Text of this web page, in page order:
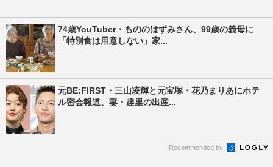
74歳YouTuber・もののはずみさん、99歳の義母に
「特別食は用意しない」家...
元BE:FIRST・三山凌輝と元宝塚・花乃まりあにホテ
ル密会報道、妻・趣里の出産...
Recommended by